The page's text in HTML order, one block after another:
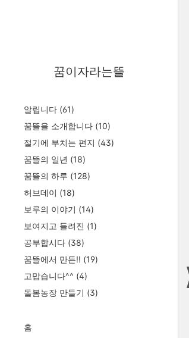
꿈이자라는뜰
알립니다 (61)
꿈뜰을 소개합니다 (10)
절기에 부치는 편지 (43)
꿈뜰의 일년 (18)
꿈뜰의 하루 (128)
허브데이 (18)
보루의 이야기 (14)
보여지고 들려진 (1)
공부합시다 (38)
꿈뜰에서 만든!! (19)
고맙습니다^^ (4)
돌봄농장 만들기 (3)
홈